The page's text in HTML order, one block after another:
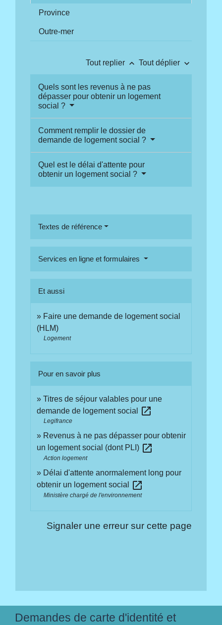
Province
Outre-mer
Tout replier keyboard_arrow_up Tout déplier keyboard_arrow_down
Quels sont les revenus à ne pas
dépasser pour obtenir un logement
social ?
Comment remplir le dossier de
demande de logement social ?
Quel est le délai d'attente pour
obtenir un logement social ?
Textes de référence
Services en ligne et formulaires
Et aussi
Faire une demande de logement social
(HLM)
Logement
Pour en savoir plus
Titres de séjour valables pour une
demande de logement social
open_in_new
Legifrance
Revenus à ne pas dépasser pour obtenir
un logement social (dont PLI) open_in_new
Action logement
Délai d'attente anormalement long pour
obtenir un logement social
open_in_new
Ministère chargé de l'environnement
Signaler une erreur sur cette page
Demandes de carte d'identité et